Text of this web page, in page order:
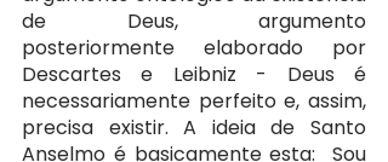
de Deus, argumento
posteriormente elaborado por
Descartes e Leibniz - Deus é
necessariamente perfeito e, assim,
precisa existir. A ideia de Santo
Anselmo é basicamente esta:  Sou